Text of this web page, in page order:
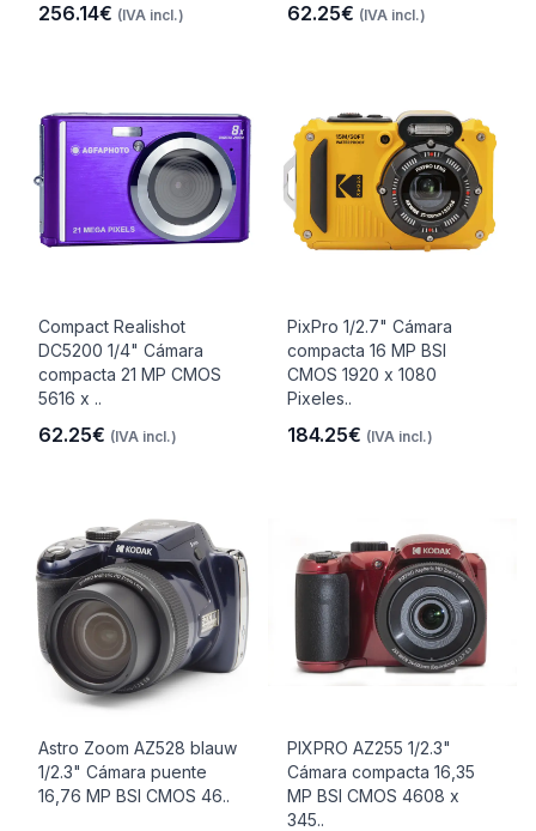
256.14€ (IVA incl.) 62.25€ (IVA incl.)
Compact Realishot
DC5200 1/4" Cámara
compacta 21 MP CMOS
5616 x ..
62.25€ (IVA incl.)
PixPro 1/2.7" Cámara
compacta 16 MP BSI
CMOS 1920 x 1080
Pixeles..
184.25€ (IVA incl.)
Astro Zoom AZ528 blauw
1/2.3" Cámara puente
16,76 MP BSI CMOS 46..
PIXPRO AZ255 1/2.3"
Cámara compacta 16,35
MP BSI CMOS 4608 x
345..